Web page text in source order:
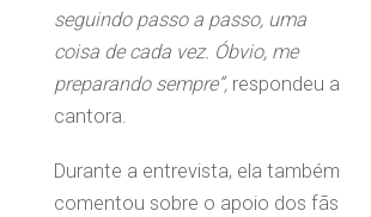
seguindo passo a passo, uma
coisa de cada vez. Óbvio, me
preparando sempre”, respondeu a
cantora.
Durante a entrevista, ela também
comentou sobre o apoio dos fãs